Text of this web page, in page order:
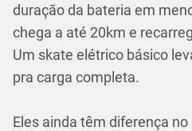
duração da bateria em
chega a até 20km e
Um skate elétrico básico
pra carga completa.
Eles ainda têm diferença